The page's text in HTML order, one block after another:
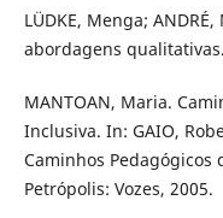
LÜDKE, Menga;
abordagens
MANTOAN, Maria.
Inclusiva. In: GAIO,
Caminhos Pedagógicos
Petrópolis: Vozes, 2005.